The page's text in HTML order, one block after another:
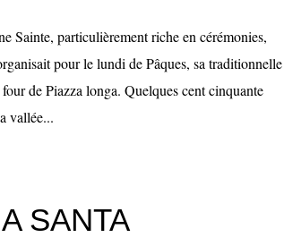
Sainte, particulièrement riche en cérémonies,
pour le lundi de Pâques, sa traditionnelle
de Piazza longa. Quelques cent cinquante
vallée...
SANTA